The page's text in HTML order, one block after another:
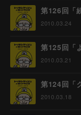
第126回「
2010.03.24
第125回「
2010.03.21
第124回「
2010.03.18